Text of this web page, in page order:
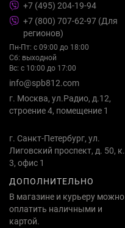
+7 (495) 204-19-94
+7 (800) 707-62-97 (Для
регионов)
Пн-Пт: с 09:00 до 18:00
Сб: выходной
Вс: с 10:00 до 17:00
info@spb812.com
г. Москва, ул.Радио, д.12,
строение 4, помещение 1
г. Санкт-Петербург, ул.
Лиговский проспект, д. 50, к.
3, офис 1
ДОПОЛНИТЕЛЬНО
В магазине и курьеру можно
оплатить наличными и
картой.